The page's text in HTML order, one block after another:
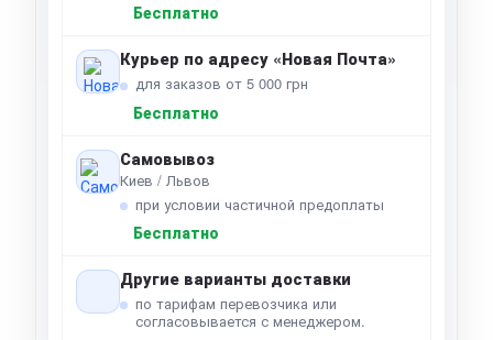
Бесплатно
Курьер по адресу «Новая Почта»
для заказов от 5 000 грн
Бесплатно
Самовывоз
Киев / Львов
при условии частичной предоплаты
Бесплатно
Другие варианты доставки
по тарифам перевозчика или
согласовывается с менеджером.